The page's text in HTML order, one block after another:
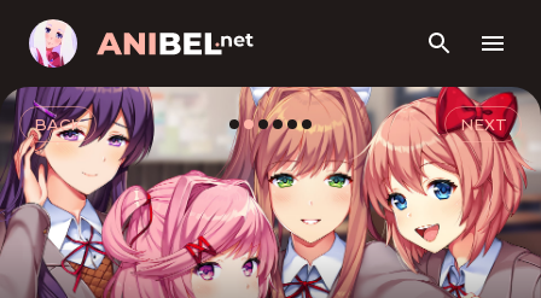
BACK NEXT